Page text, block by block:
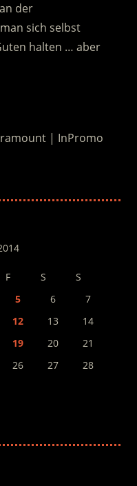
der
sich selbst
halten … aber
| InPromo
F S
S
5 6
7
12 13
14
19 20
21
26 27
28